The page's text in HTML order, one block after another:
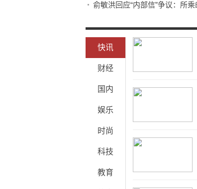
快讯
财经
国内
娱乐
时尚
科技
教育